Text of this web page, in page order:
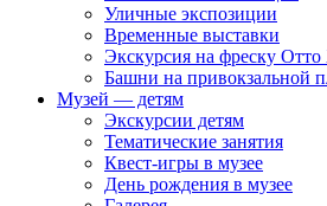
Уличные экспозиции
Временные выставки
Экскурсия на фреску Отто
Башни на привокзальной
Музей — детям
Экскурсии детям
Тематические занятия
Квест-игры в музее
День рождения в музее